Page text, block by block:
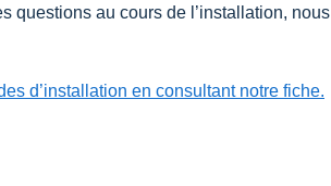
questions au cours de l’installation, nous
d’installation en consultant notre fiche.